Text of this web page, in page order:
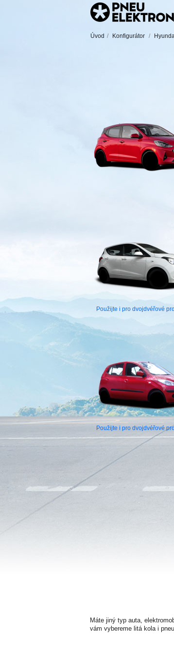
Úvod / Konfigurátor /
Použijte i pro dvojdvéřové
Použijte i pro dvojdvéřové
Máte jiný typ auta,
vám vybereme litá kola i